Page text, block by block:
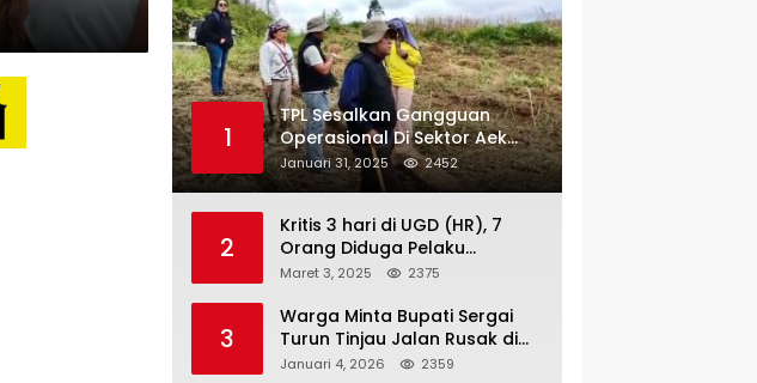
1
TPL Sesalkan Gangguan
Operasional Di Sektor Aek
Nauli
Januari 31, 2025 2452
2
Kritis 3 hari di UGD (HR), 7
Orang Diduga Pelaku
Pengeroyokan di Lift KTV
Kantor Hukum JAP
Pertanyakan Kinerja Polresta
Tanjungpinang
Maret 3, 2025 2375
3
Warga Minta Bupati Sergai
Turun Tinjau Jalan Rusak di
Dusun 4 Desa Sei Periuk
Januari 4, 2026 2359